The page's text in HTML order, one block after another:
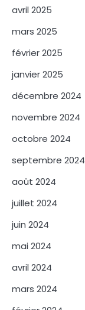
avril 2025
mars 2025
février 2025
janvier 2025
décembre 2024
novembre 2024
octobre 2024
septembre 2024
août 2024
juillet 2024
juin 2024
mai 2024
avril 2024
mars 2024